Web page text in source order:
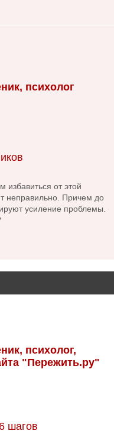
психолог,
"Пережить.ру"
шагов
психолог
от этой
неправильно. Причем до
усиление проблемы.